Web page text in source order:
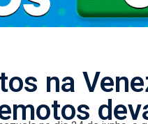
na